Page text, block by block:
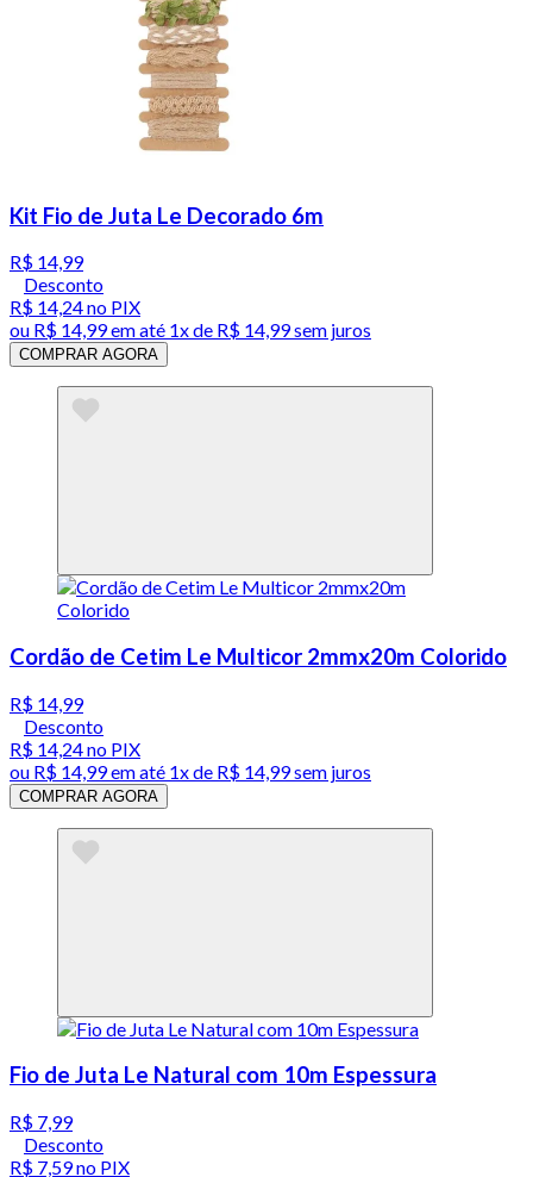
Kit Fio de Juta Le Decorado 6m
R$ 14,99
Desconto
R$ 14,24no PIX
ou R$ 14,99em até 1x de R$ 14,99sem juros
COMPRAR AGORA
Cordão de Cetim Le Multicor 2mmx20m Colorido
R$ 14,99
Desconto
R$ 14,24no PIX
ou R$ 14,99em até 1x de R$ 14,99sem juros
COMPRAR AGORA
Fio de Juta Le Natural com 10m Espessura
R$ 7,99
Desconto
R$ 7,59no PIX